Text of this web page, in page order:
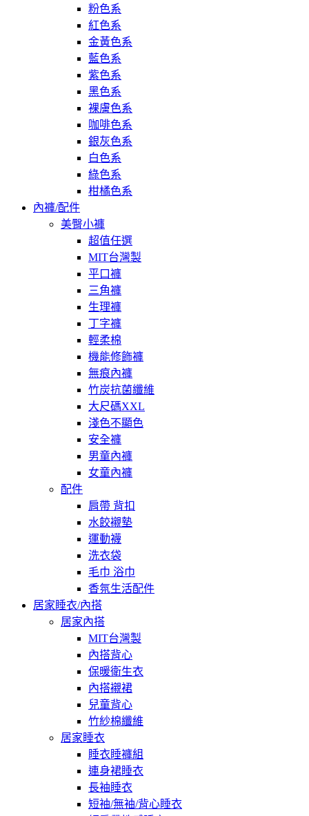
粉色系
紅色系
金黃色系
藍色系
紫色系
黑色系
裸膚色系
咖啡色系
銀灰色系
白色系
綠色系
柑橘色系
內褲/配件
美臀小褲
超值任選
MIT台灣製
平口褲
三角褲
生理褲
丁字褲
輕柔棉
機能修飾褲
無痕內褲
竹炭抗菌纖維
大尺碼XXL
淺色不顯色
安全褲
男童內褲
女童內褲
配件
肩帶 背扣
水餃襯墊
運動襪
洗衣袋
毛巾 浴巾
香氛生活配件
居家睡衣/內搭
居家內搭
MIT台灣製
內搭背心
保暖衛生衣
內搭襯裙
兒童背心
竹紗棉纖維
居家睡衣
睡衣睡褲組
連身裙睡衣
長袖睡衣
短袖/無袖/背心睡衣